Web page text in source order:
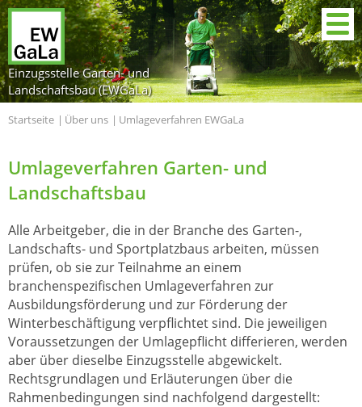
Einzugsstelle Garten- und
Landschaftsbau (EWGaLa)
Startseite Über uns Umlageverfahren EWGaLa
Umlageverfahren Garten- und
Landschaftsbau
Alle Arbeitgeber, die in der Branche des Garten-,
Landschafts- und Sportplatzbaus arbeiten, müssen
prüfen, ob sie zur Teilnahme an einem
branchenspezifischen Umlageverfahren zur
Ausbildungsförderung und zur Förderung der
Winterbeschäftigung verpflichtet sind. Die jeweiligen
Voraussetzungen der Umlagepflicht differieren, werden
aber über dieselbe Einzugsstelle abgewickelt.
Rechtsgrundlagen und Erläuterungen über die
Rahmenbedingungen sind nachfolgend dargestellt: